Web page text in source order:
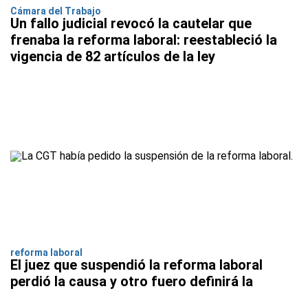
Cámara del Trabajo
Un fallo judicial revocó la cautelar que
frenaba la reforma laboral: reestableció la
vigencia de 82 artículos de la ley
reforma laboral
El juez que suspendió la reforma laboral
perdió la causa y otro fuero definirá la